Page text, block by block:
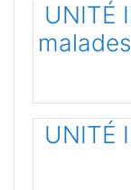
UNITÉ
malades
UNITÉ